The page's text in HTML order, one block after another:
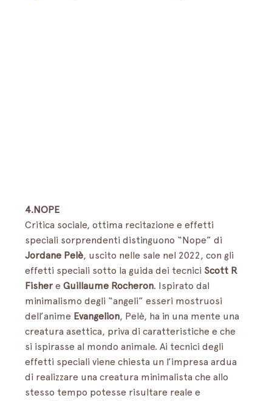
4.NOPE
Critica sociale, ottima recitazione e effetti
speciali sorprendenti distinguono “Nope” di
Jordane Pelè, uscito nelle sale nel 2022, con gli
effetti speciali sotto la guida dei tecnici Scott R
Fisher e Guillaume Rocheron. Ispirato dal
minimalismo degli “angeli” esseri mostruosi
dell’anime Evangelion, Pelè, ha in una mente una
creatura asettica, priva di caratteristiche e che
si ispirasse al mondo animale. Ai tecnici degli
effetti speciali viene chiesta un l’impresa ardua
di realizzare una creatura minimalista che allo
stesso tempo potesse risultare reale e